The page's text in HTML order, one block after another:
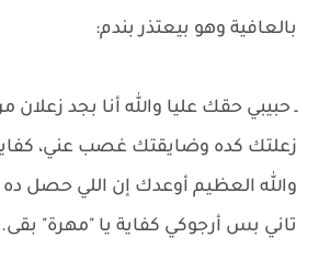
بالعافية وهو بيعتذر بندم:
ـ حبيبي حقك عليا والله أنا بجد
زعلتك كده وضايقتك غصب عني،
والله العظيم أوعدك إن اللي حصل ده
تاني بس أرجوكي كفاية يا "مهرة" بقى.